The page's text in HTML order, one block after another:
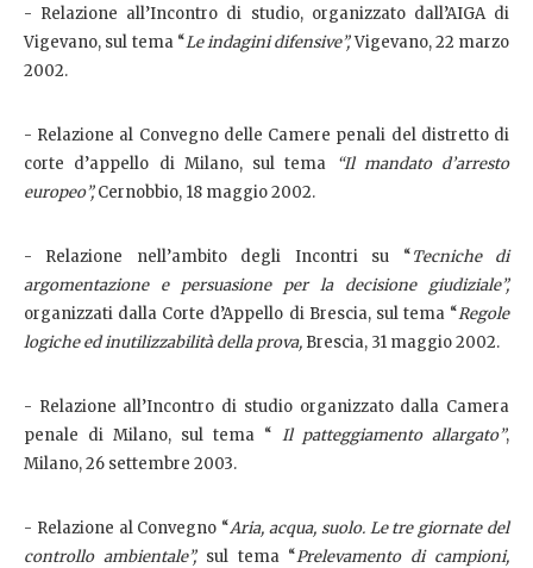
- Relazione all’Incontro di studio, organizzato dall’AIGA di
Vigevano, sul tema “Le indagini difensive”,Vigevano, 22 marzo
2002.
- Relazione al Convegno delle Camere penali del distretto di
corte d’appello di Milano, sul tema
“Il mandato d’arresto
europeo”,Cernobbio, 18 maggio 2002.
- Relazione nell’ambito degli Incontri su “Tecniche di
argomentazione e persuasione per la decisione giudiziale”,
organizzati dalla Corte d’Appello di Brescia, sul tema “Regole
logiche ed inutilizzabilità della prova, Brescia, 31 maggio 2002.
- Relazione all’Incontro di studio organizzato dalla Camera
penale di Milano, sul tema “ Il patteggiamento allargato”,
Milano, 26 settembre 2003.
- Relazione al Convegno “Aria, acqua, suolo. Le tre giornate del
controllo ambientale”, sul tema “Prelevamento di campioni,